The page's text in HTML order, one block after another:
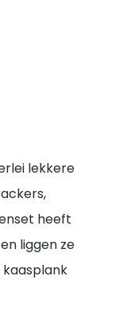
lekkere
heeft
liggen ze
kaasplank